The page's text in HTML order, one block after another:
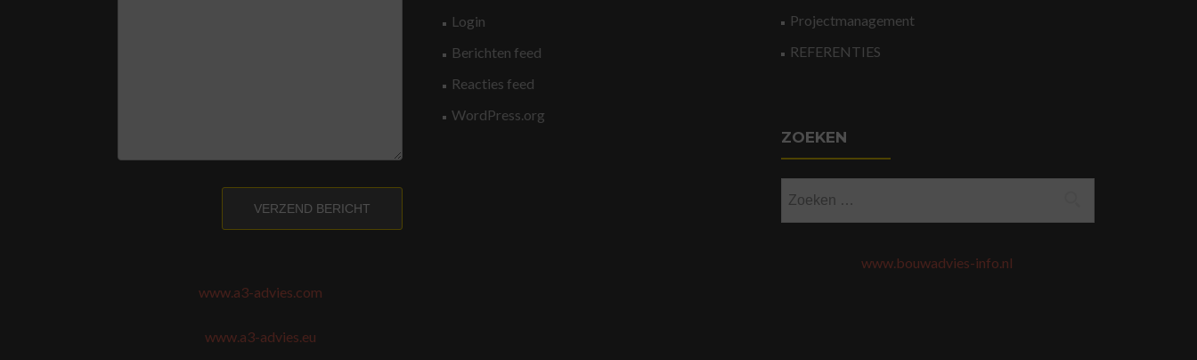
VERZEND BERICHT
www.a3-advies.com
www.a3-advies.eu
Login
Berichten feed
Reacties feed
WordPress.org
Projectmanagement
REFERENTIES
ZOEKEN
naar:
www.bouwadvies-info.nl